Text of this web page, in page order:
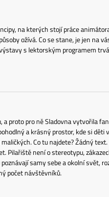
na kterých stojí práce
ožívá. Co se stane, je jen na
s lektorským programem
a proto pro ně Sladovna vytvořila
a krásný prostor, kde si děti
Co tu najdete? Žádný
Pilařiště není o stereotypu,
samy sebe a okolní svět,
počet návštěvníků.